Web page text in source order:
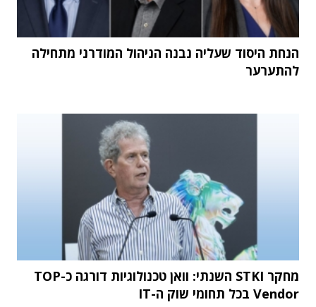
הנחת היסוד שעליה נבנה הניהול המודרני מתחילה
להתערער
מחקר STKI השנתי: וואן טכנולוגיות דורגה כ-TOP
Vendor בכל תחומי שוק ה-IT